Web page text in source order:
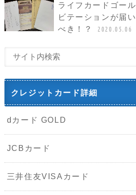
ライフカードゴー
ビテーションが届
べき！？
2020.05.06
クレジットカード詳細
dカード GOLD
JCBカード
三井住友VISAカード